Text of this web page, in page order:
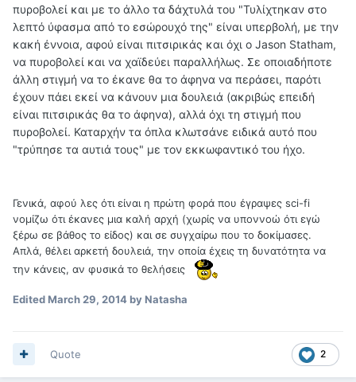
πυροβολεί και με το άλλο τα δάχτυλά του "Τυλίχτηκαν στο
λεπτό ύφασμα από το εσώρουχό της" είναι υπερβολή, με την
κακή έννοια, αφού είναι πιτσιρικάς και όχι ο Jason Statham,
να πυροβολεί και να χαϊδεύει παραλλήλως. Σε οποιαδήποτε
άλλη στιγμή να το έκανε θα το άφηνα να περάσει, παρότι
έχουν πάει εκεί να κάνουν μια δουλειά (ακριβώς επειδή
είναι πιτσιρικάς θα το άφηνα), αλλά όχι τη στιγμή που
πυροβολεί. Καταρχήν τα όπλα κλωτσάνε ειδικά αυτό που
"τρύπησε τα αυτιά τους" με τον εκκωφαντικό του ήχο.
Γενικά, αφού λες ότι είναι η πρώτη φορά που έγραψες sci-fi
νομίζω ότι έκανες μια καλή αρχή (χωρίς να υποννοώ ότι εγώ
ξέρω σε βάθος το είδος) και σε συγχαίρω που το δοκίμασες.
Απλά, θέλει αρκετή δουλειά, την οποία έχεις τη δυνατότητα να
την κάνεις, αν φυσικά το θελήσεις
EditedMarch 29, 2014by Natasha
2
Quote